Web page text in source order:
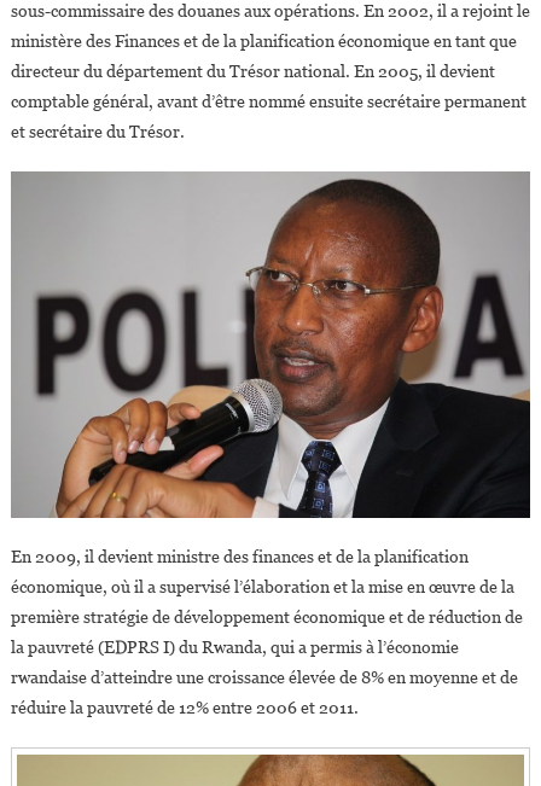
sous-commissaire des douanes aux opérations. En 2002, il a rejoint le
ministère des Finances et de la planification économique en tant que
directeur du département du Trésor national. En 2005, il devient
comptable général, avant d’être nommé ensuite secrétaire permanent
et secrétaire du Trésor.
En 2009, il devient ministre des finances et de la planification
économique, où il a supervisé l’élaboration et la mise en œuvre de la
première stratégie de développement économique et de réduction de
la pauvreté (EDPRS I) du Rwanda, qui a permis à l’économie
rwandaise d’atteindre une croissance élevée de 8% en moyenne et de
réduire la pauvreté de 12% entre 2006 et 2011.